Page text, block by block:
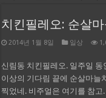
치킨필레오: 순살
2014년 1월 8일 일상
신림동 치킨필레오. 일주일
이상의 기다림 끝에 순살마늘
찍었네. 비주얼은 여기를 참고.